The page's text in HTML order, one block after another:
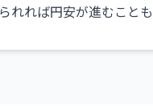
れれば円安が進むことも